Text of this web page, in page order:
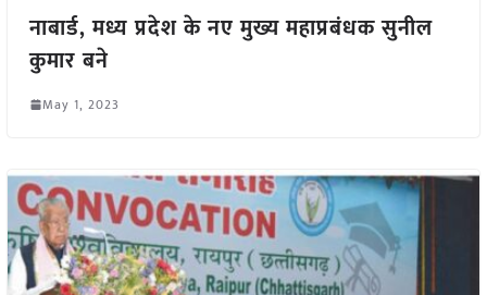
नाबार्ड, मध्य प्रदेश के नए मुख्य महाप्रबंधक सुनील
कुमार बने
May 1, 2023